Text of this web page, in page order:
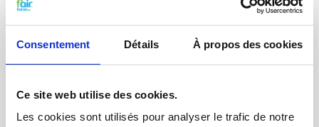
Consentement Détails À propos des cookies
Ce site web utilise des cookies.
Les cookies sont utilisés pour analyser le trafic de notre